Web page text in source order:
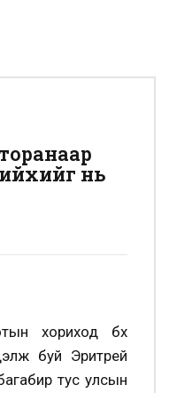
нь
хориход бүх
буй Эритрей
тус улсын